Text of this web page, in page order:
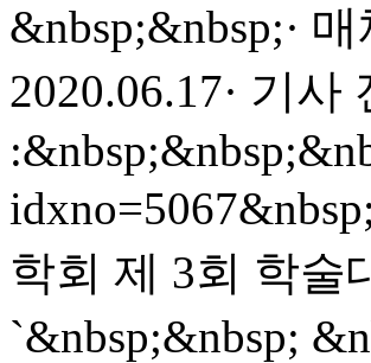
&nbsp;&nbsp;·
2020.06.17· 기사
학회 제 3회 학술
`&nbsp;&nbsp;